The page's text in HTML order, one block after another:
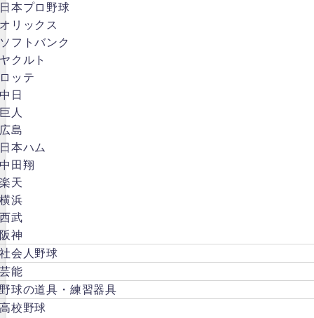
本プロ野球
リックス
フトバンク
クルト
ッテ
日
人
島
本ハム
田翔
天
浜
武
神
会人野球
能
球の道具・練習器具
校野球